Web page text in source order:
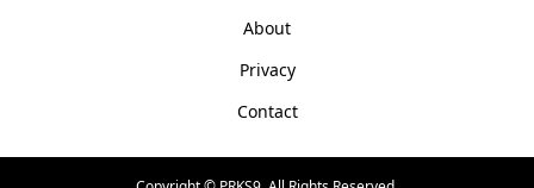
About
Privacy
Contact